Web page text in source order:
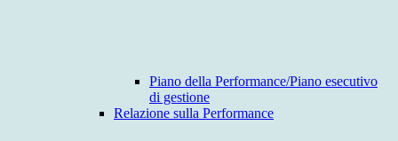
Piano della Performance/Piano esecutivo
di gestione
Relazione sulla Performance